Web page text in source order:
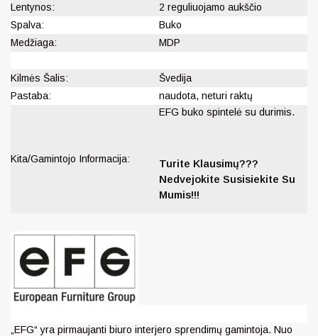
Lentynos:
2 reguliuojamo aukščio
Spalva:
Buko
Medžiaga:
MDP
Kilmės Šalis:
Švedija
Pastaba:
naudota, neturi raktų
Kita/Gamintojo Informacija:
EFG buko spintelė su durimis.
Turite Klausimų???
Nedvejokite Susisiekite Su
Mumis!!!
„EFG“ yra pirmaujanti biuro interjero sprendimų gamintoja. Nuo